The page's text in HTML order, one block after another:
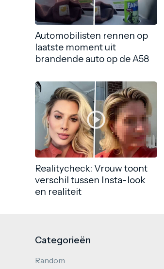
Automobilisten rennen op
laatste moment uit
brandende auto op de A58
Realitycheck: Vrouw toont
verschil tussen Insta-look
en realiteit
Categorieën
Random